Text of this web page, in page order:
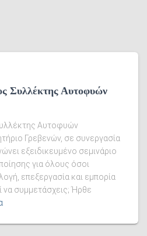
Συλλέκτης Αυτοφυών
Αυτοφυών
Γρεβενών, σε συνεργασία
εξειδικευμένο σεμινάριο
για όλους όσοι
επεξεργασία και εμπορία
να συμμετάσχεις; Ήρθε